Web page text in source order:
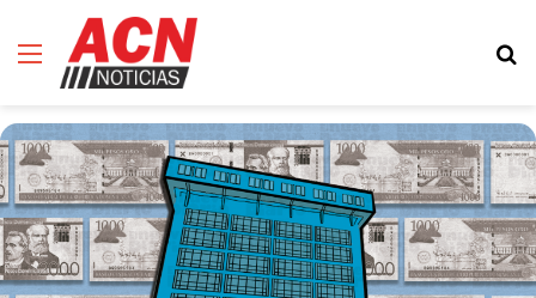
Menú